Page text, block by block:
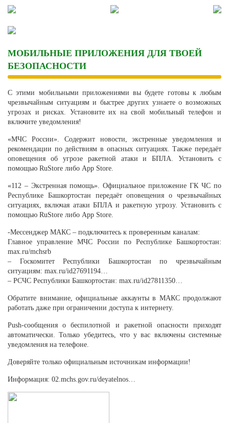
Skip
content
МОБИЛЬНЫЕ ПРИЛОЖЕНИЯ ДЛЯ ТВОЕЙ
БЕЗОПАСНОСТИ
С этими мобильными приложениями вы будете готовы к любым
чрезвычайным ситуациям и быстрее других узнаете о возможных
угрозах и рисках. Установите их на свой мобильный телефон и
включите уведомления!
«МЧС России». Содержит новости, экстренные уведомления и
рекомендации по действиям в опасных ситуациях. Также передаёт
оповещения об угрозе ракетной атаки и БПЛА. Установить с
помощью RuStore либо App Store.
«112 – Экстренная помощь». Официальное приложение ГК ЧС по
Республике Башкортостан передаёт оповещения о чрезвычайных
ситуациях, включая атаки БПЛА и ракетную угрозу. Установить с
помощью RuStore либо App Store.
-Мессенджер МАКС – подключитесь к проверенным каналам:
Главное управление МЧС России по Республике Башкортостан:
max.ru/mchsrb
– Госкомитет Республики Башкортостан по чрезвычайным
ситуациям: max.ru/id27691194…
– РСЧС Республики Башкортостан: max.ru/id27811350…
Обратите внимание, официальные аккаунты в МАКС продолжают
работать даже при ограничении доступа к интернету.
Push-сообщения о беспилотной и ракетной опасности приходят
автоматически. Только убедитесь, что у вас включены системные
уведомления на телефоне.
Доверяйте только официальным источникам информации!
Информация: 02.mchs.gov.ru/deyatelnos…